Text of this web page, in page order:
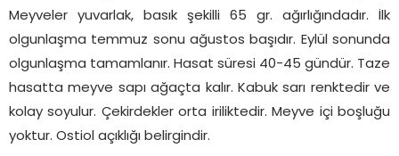
Meyveler yuvarlak, basık şekilli 65 gr. ağırlığındadır. İlk
olgunlaşma temmuz sonu ağustos başıdır. Eylül sonunda
olgunlaşma tamamlanır. Hasat süresi 40-45 gündür. Taze
hasatta meyve sapı ağaçta kalır. Kabuk sarı renktedir ve
kolay soyulur. Çekirdekler orta iriliktedir. Meyve içi boşluğu
yoktur. Ostiol açıklığı belirgindir.